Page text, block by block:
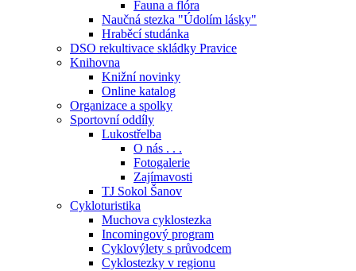
Fauna a flóra
Naučná stezka "Údolím lásky"
Hraběcí studánka
DSO rekultivace skládky Pravice
Knihovna
Knižní novinky
Online katalog
Organizace a spolky
Sportovní oddíly
Lukostřelba
O nás . . .
Fotogalerie
Zajímavosti
TJ Sokol Šanov
Cykloturistika
Muchova cyklostezka
Incomingový program
Cyklovýlety s průvodcem
Cyklostezky v regionu